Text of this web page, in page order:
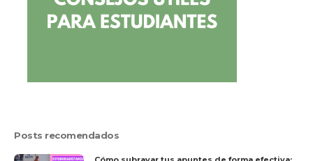
Posts recomendados